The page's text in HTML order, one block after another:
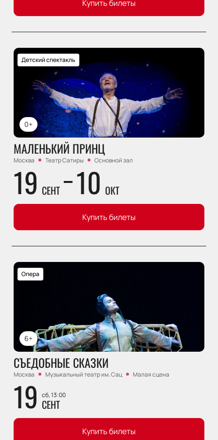
Купить билеты
0+
Детский спектакль
МАЛЕНЬКИЙ ПРИНЦ
Москва Театр Сатиры Основной зал
19 СЕНТ 10 ОКТ
Купить билеты
6+
Опера
СЪЕДОБНЫЕ СКАЗКИ
Москва Музыкальный театр им. Сац Малая сцена
19 сб, 13:00
СЕНТ
Купить билеты